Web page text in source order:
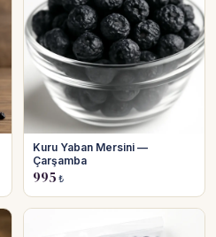
Kuru Yaban Mersini —
Çarşamba
995 ₺